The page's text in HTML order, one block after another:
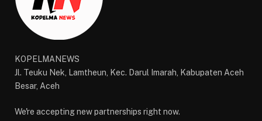
KOPELMANEWS
Jl. Teuku Nek, Lamtheun, Kec. Darul Imarah, Kabupaten Aceh
Besar, Aceh
We're accepting new partnerships right now.